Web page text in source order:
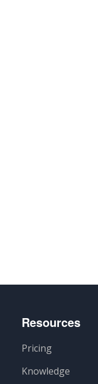
Resources
Pricing
Knowledge